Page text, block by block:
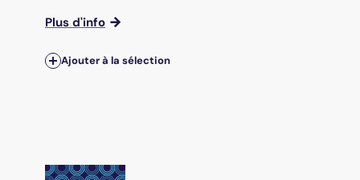
Plus d'info
Ajouter à la sélection